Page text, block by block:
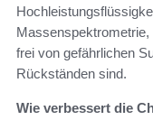
frei von gefährlichen
Rückständen sind.
Wie verbessert die